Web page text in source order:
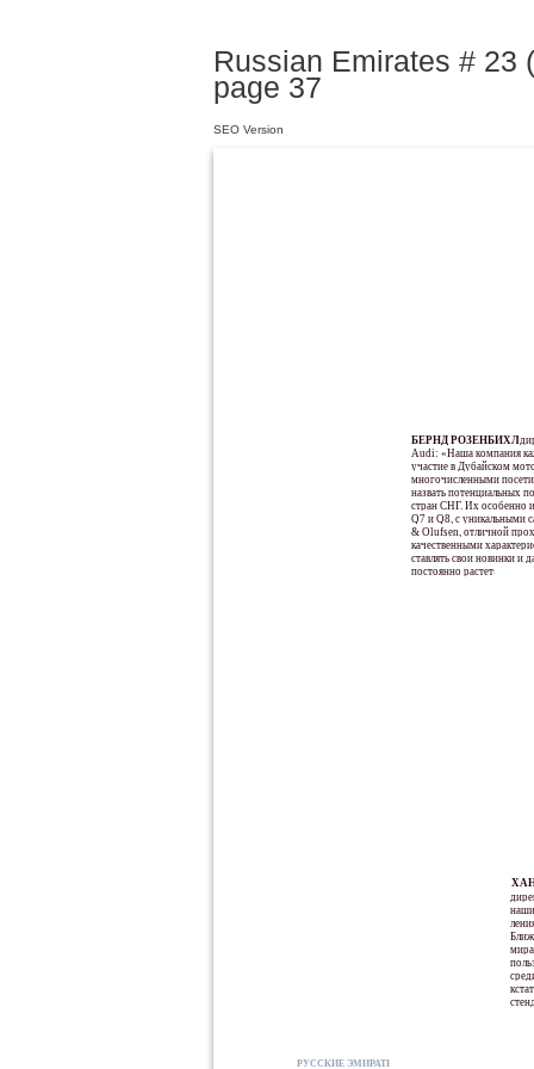
Russian Emirates # 23
page 37
РУССКИЕ ЭМИРАТЫ
БЕРНД РОЗЕНБИХЛЕР,
Audi: «Наша компания
участие в Дубайском
многочисленными
назвать потенциальных
стран СНГ. Их особенно
Q7 и Q8, с уникальными
& Olufsen, отличной
качественными
ставлять свои новинки и
постоянно растет».
SEO Version